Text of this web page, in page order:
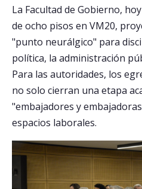
La Facultad de Gobierno,
de ocho pisos en VM20,
"punto neurálgico" para
política, la administración
Para las autoridades, los
no solo cierran una etapa
"embajadores y
espacios laborales.